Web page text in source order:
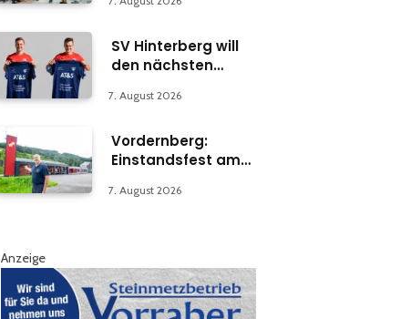
Abteilung in Bruck
SV Hinterberg will
den nächsten
7. August 2026
Vordernberg:
Einstandsfest am
7. August 2026
Anzeige